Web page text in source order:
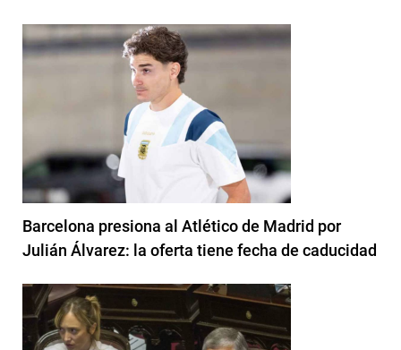
Barcelona presiona al Atlético de Madrid por
Julián Álvarez: la oferta tiene fecha de caducidad